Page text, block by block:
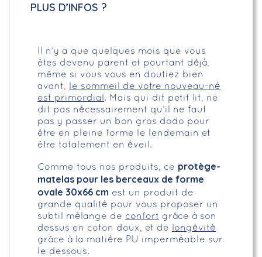
PLUS D’INFOS ?
Il n’y a que quelques mois que vous
êtes devenu parent et pourtant déjà,
même si vous vous en doutiez bien
avant,
le sommeil de votre nouveau-né
est primordial . Mais qui dit petit lit, ne
dit pas nécessairement qu’il ne faut
pas y passer un bon gros dodo pour
être en pleine forme le lendemain et
être totalement en éveil.
Comme tous nos produits, ce protège-
matelas pour les berceaux de forme
ovale 30x66 cm est un produit de
grande qualité pour vous proposer un
subtil mélange de confort grâce à son
dessus en coton doux, et de
longévité
grâce à la matière PU imperméable sur
le dessous.